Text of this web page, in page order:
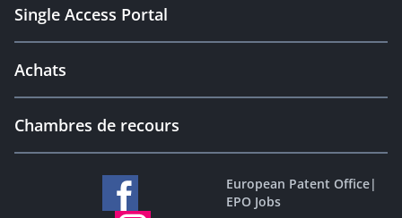
Single Access Portal
Achats
Chambres de recours
European Patent Office|
EPO Jobs